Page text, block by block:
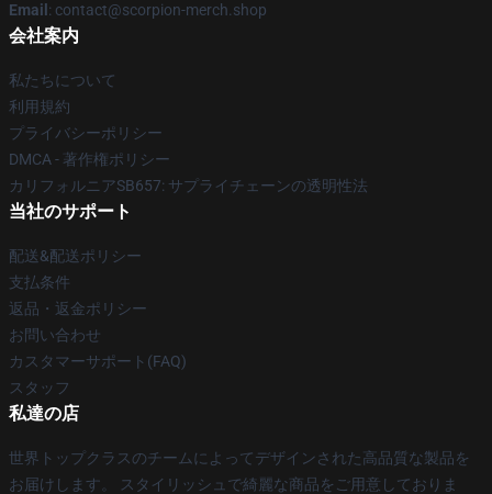
Email : contact@scorpion-merch.shop
会社案内
私たちについて
利用規約
プライバシーポリシー
DMCA - 著作権ポリシー
カリフォルニアSB657: サプライチェーンの透明性法
当社のサポート
配送&配送ポリシー
支払条件
返品・返金ポリシー
お問い合わせ
カスタマーサポート(FAQ)
スタッフ
私達の店
世界トップクラスのチームによってデザインされた高品質な製品を
お届けします。 スタイリッシュで綺麗な商品をご用意しておりま